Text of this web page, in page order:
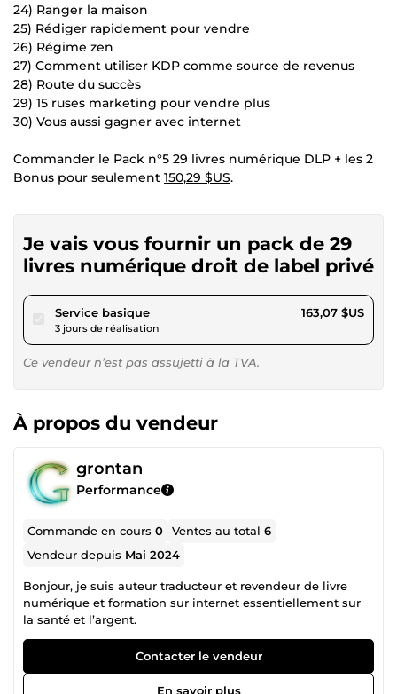
24) Ranger la maison
25) Rédiger rapidement pour vendre
26) Régime zen
27) Comment utiliser KDP comme source de revenus
28) Route du succès
29) 15 ruses marketing pour vendre plus
30) Vous aussi gagner avec internet
Commander le Pack n°5 29 livres numérique DLP + les 2
Bonus pour seulement 150,29 $US.
Je vais vous fournir un pack de 29
livres numérique droit de label privé
Service basiquepour 150,29 $US
3 jours de réalisation
163,07 $US
Ce vendeur n’est pas assujetti à la TVA.
À propos du vendeur
grontan
Performance
Commande en cours0 Ventes au total6
Vendeur depuis Mai 2024
Bonjour, je suis auteur traducteur et revendeur de livre
numérique et formation sur internet essentiellement sur
la santé et l’argent.
Contacter le vendeur
En savoir plus